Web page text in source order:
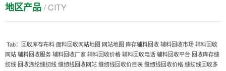
地区产品 / CITY
Tab： 回收库存布料 面料回收网站地图 网站地图 库存辅料回收 辅料回收市场 辅料回收
网站 辅料回收服务 辅料回收厂家 辅料回收价格 辅料回收电话 辅料回收平台 回收库存缝
纫线 回收涤纶缝纫线 缝纫线回收网站 缝纫线回收价目表 缝纫线回收价格 缝纫线回收多